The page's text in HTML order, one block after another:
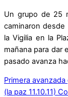
Un grupo de 25
caminaron
la Vigilia en la
mañana para dar
pasado avanza
Primera
(la paz 11.10.11)